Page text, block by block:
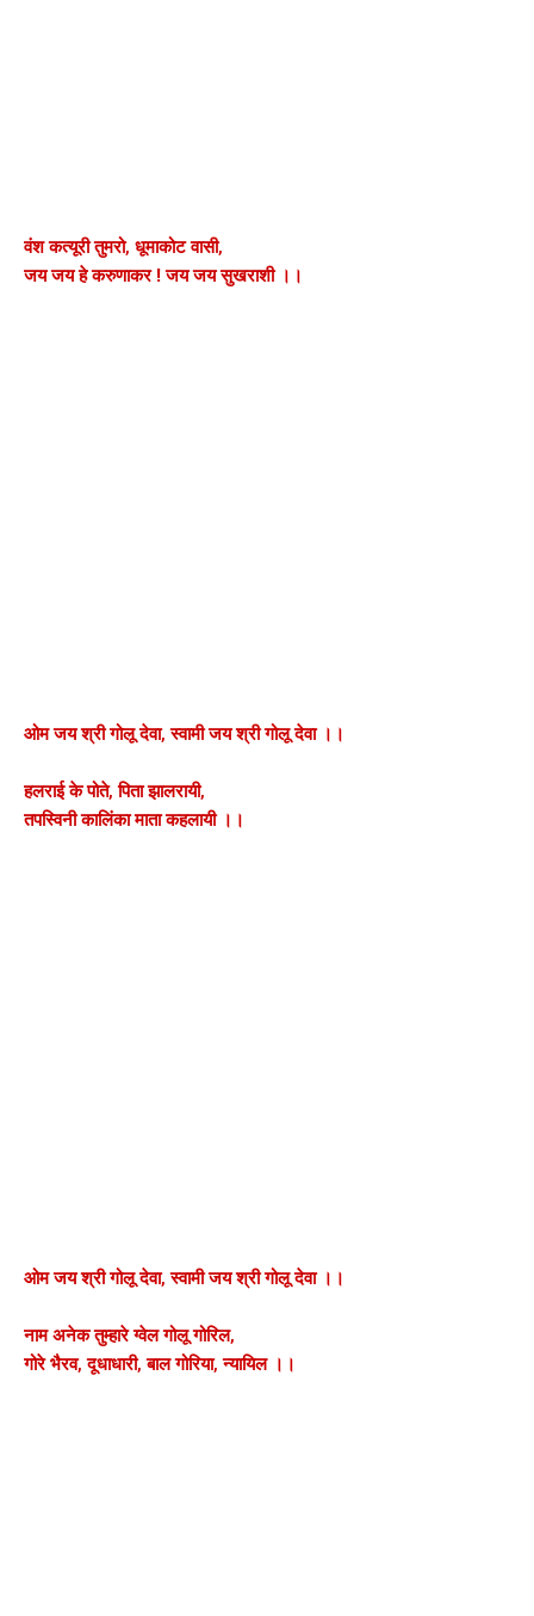
वंश कत्यूरी तुमरो, धूमाकोट वासी,
जय जय हे करुणाकर ! जय जय सुखराशी ।।
ओम जय श्री गोलू देवा, स्वामी जय श्री गोलू देवा ।।
हलराई के पोते, पिता झालरायी,
तपस्विनी कालिंका माता कहलायी ।।
ओम जय श्री गोलू देवा, स्वामी जय श्री गोलू देवा ।।
नाम अनेक तुम्हारे ग्वेल गोलू गोरिल,
गोरे भैरव, दूधाधारी, बाल गोरिया, न्यायिल ।।